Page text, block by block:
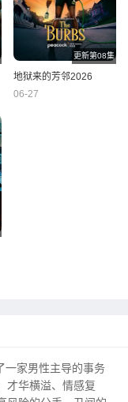
更新第08集
地狱来的芳邻2026
06-27
一家男性主导的事务
才华横溢、情感复